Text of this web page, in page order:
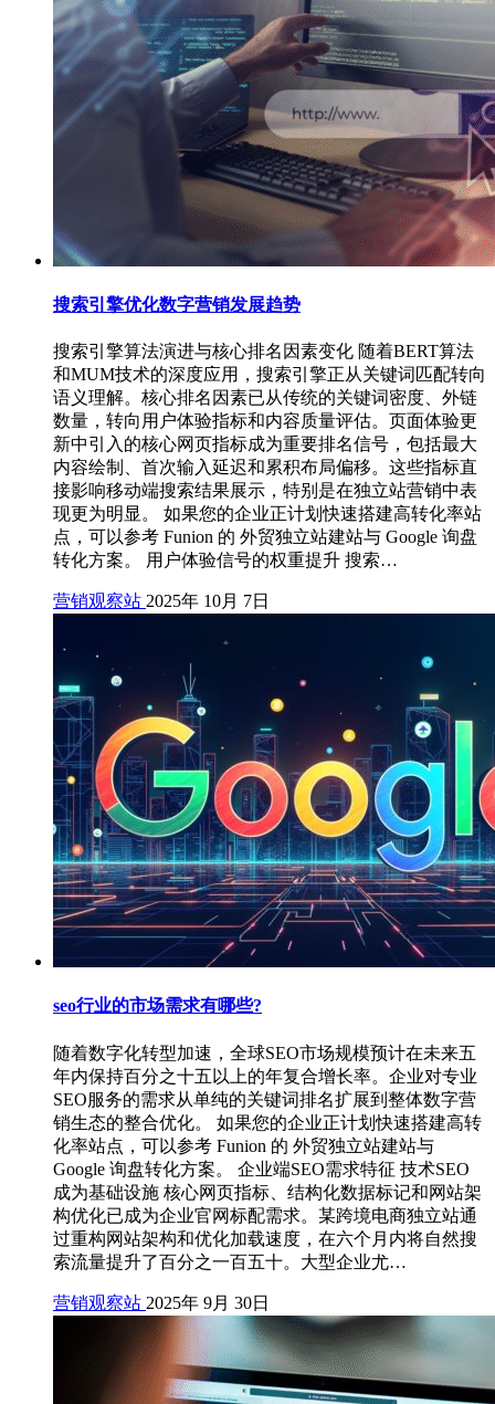
搜索引擎优化数字营销发展趋势
搜索引擎算法演进与核心排名因素变化 随着BERT算法
和MUM技术的深度应用，搜索引擎正从关键词匹配转向
语义理解。核心排名因素已从传统的关键词密度、外链
数量，转向用户体验指标和内容质量评估。页面体验更
新中引入的核心网页指标成为重要排名信号，包括最大
内容绘制、首次输入延迟和累积布局偏移。这些指标直
接影响移动端搜索结果展示，特别是在独立站营销中表
现更为明显。 如果您的企业正计划快速搭建高转化率站
点，可以参考 Funion 的 外贸独立站建站与 Google 询盘
转化方案。 用户体验信号的权重提升 搜索…
营销观察站 2025年 10月 7日
seo行业的市场需求有哪些?
随着数字化转型加速，全球SEO市场规模预计在未来五
年内保持百分之十五以上的年复合增长率。企业对专业
SEO服务的需求从单纯的关键词排名扩展到整体数字营
销生态的整合优化。 如果您的企业正计划快速搭建高转
化率站点，可以参考 Funion 的 外贸独立站建站与
Google 询盘转化方案。 企业端SEO需求特征 技术SEO
成为基础设施 核心网页指标、结构化数据标记和网站架
构优化已成为企业官网标配需求。某跨境电商独立站通
过重构网站架构和优化加载速度，在六个月内将自然搜
索流量提升了百分之一百五十。大型企业尤…
营销观察站 2025年 9月 30日